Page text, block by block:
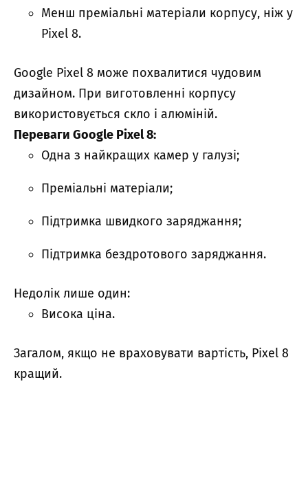
Менш преміальні матеріали корпусу, ніж у
Pixel 8.
Google Pixel 8 може похвалитися чудовим
дизайном. При виготовленні корпусу
використовується скло і алюміній.
Переваги Google Pixel 8:
Одна з найкращих камер у галузі;
Преміальні матеріали;
Підтримка швидкого заряджання;
Підтримка бездротового заряджання.
Недолік лише один:
Висока ціна.
Загалом, якщо не враховувати вартість, Pixel 8
кращий.